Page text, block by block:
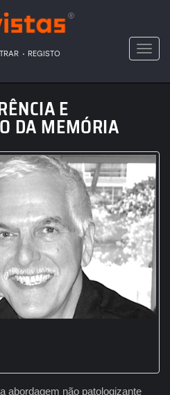
. REGISTO
E
DA MEMÓRIA
abordagem não patologizante